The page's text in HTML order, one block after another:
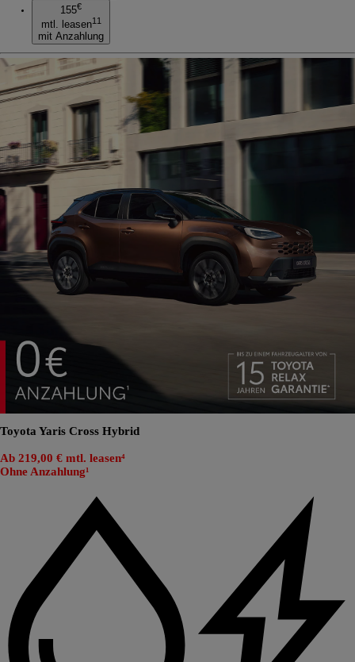
155€
mtl. leasen11
mit Anzahlung
Toyota Yaris Cross Hybrid
Ab 219,00 € mtl. leasen⁴
Ohne Anzahlung¹